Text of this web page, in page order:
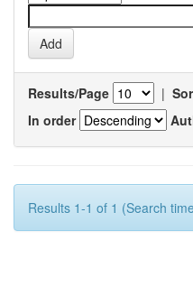
Results/Page |
In order
Results 1-1 of 1 (Search